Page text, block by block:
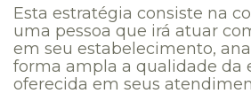
Esta estratégia consiste na
uma pessoa que irá atuar
em seu estabelecimento,
forma ampla a qualidade da
oferecida em seus